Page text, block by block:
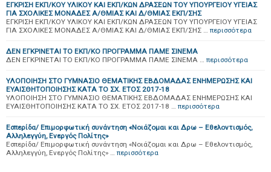
ΕΓΚΡΙΣΗ ΕΚΠ/ΚΟΥ ΥΛΙΚΟΥ ΚΑΙ ΕΚΠ/ΚΩΝ ΔΡΑΣΕΩΝ ΤΟΥ ΥΠΟΥΡΓΕΙΟΥ ΥΓΕΙΑΣ
ΓΙΑ ΣΧΟΛΙΚΕΣ ΜΟΝΑΔΕΣ Α/ΘΜΙΑΣ ΚΑΙ Δ/ΘΜΙΑΣ ΕΚΠ/ΣΗΣ
ΕΓΚΡΙΣΗ ΕΚΠ/ΚΟΥ ΥΛΙΚΟΥ ΚΑΙ ΕΚΠ/ΚΩΝ ΔΡΑΣΕΩΝ ΤΟΥ ΥΠΟΥΡΓΕΙΟΥ ΥΓΕΙΑΣ
ΓΙΑ ΣΧΟΛΙΚΕΣ ΜΟΝΑΔΕΣ Α/ΘΜΙΑΣ ΚΑΙ Δ/ΘΜΙΑΣ ΕΚΠ/ΣΗΣ … περισσότερα
ΔΕΝ ΕΓΚΡΙΝΕΤΑΙ ΤΟ ΕΚΠ/ΚΟ ΠΡΟΓΡΑΜΜΑ ΠΑΜΕ ΣΙΝΕΜΑ
ΔΕΝ ΕΓΚΡΙΝΕΤΑΙ ΤΟ ΕΚΠ/ΚΟ ΠΡΟΓΡΑΜΜΑ ΠΑΜΕ ΣΙΝΕΜΑ … περισσότερα
ΥΛΟΠΟΙΗΣΗ ΣΤΟ ΓΥΜΝΑΣΙΟ ΘΕΜΑΤΙΚΗΣ ΕΒΔΟΜΑΔΑΣ ΕΝΗΜΕΡΩΣΗΣ ΚΑΙ
ΕΥΑΙΣΘΗΤΟΠΟΙΗΣΗΣ ΚΑΤΑ ΤΟ ΣΧ. ΕΤΟΣ 2017-18
ΥΛΟΠΟΙΗΣΗ ΣΤΟ ΓΥΜΝΑΣΙΟ ΘΕΜΑΤΙΚΗΣ ΕΒΔΟΜΑΔΑΣ ΕΝΗΜΕΡΩΣΗΣ ΚΑΙ
ΕΥΑΙΣΘΗΤΟΠΟΙΗΣΗΣ ΚΑΤΑ ΤΟ ΣΧ. ΕΤΟΣ 2017-18 … περισσότερα
Εσπερίδα/ Επιμορφωτική συνάντηση «Νοιάζομαι και Δρω – Εθελοντισμός,
Αλληλεγγύη, Ενεργός Πολίτης»
Εσπερίδα/ Επιμορφωτική συνάντηση «Νοιάζομαι και Δρω – Εθελοντισμός,
Αλληλεγγύη, Ενεργός Πολίτης» … περισσότερα